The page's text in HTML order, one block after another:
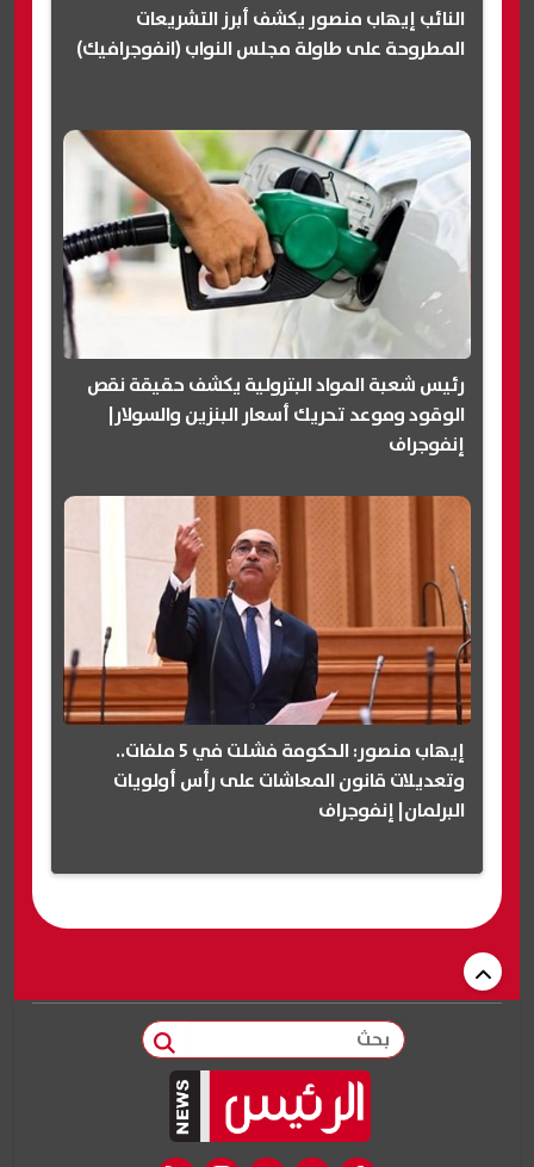
النائب إيهاب منصور يكشف أبرز التشريعات
المطروحة على طاولة مجلس النواب (انفوجرافيك)
رئيس شعبة المواد البترولية يكشف حقيقة نقص
الوقود وموعد تحريك أسعار البنزين والسولار|
إنفوجراف
إيهاب منصور: الحكومة فشلت في 5 ملفات..
وتعديلات قانون المعاشات على رأس أولويات
البرلمان| إنفوجراف
بحث